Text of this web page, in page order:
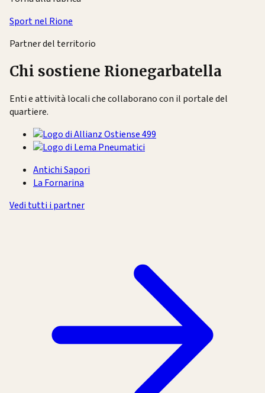
Sport nel Rione
Partner del territorio
Chi sostiene Rionegarbatella
Enti e attività locali che collaborano con il portale del
quartiere.
Antichi Sapori
La Fornarina
Vedi tutti i partner